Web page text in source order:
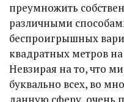
преумножить
различными
беспроигрышных
квадратных метров
Невзирая на то, что
буквально всех, во